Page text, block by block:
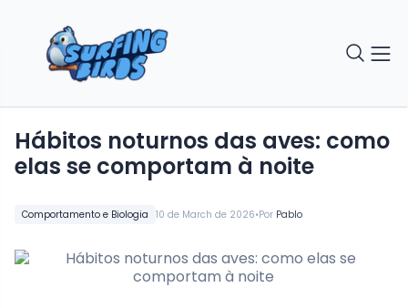
Comportamento e Biologia 10 de March de 2026•Por Pablo
Hábitos noturnos das aves: como
elas se comportam à noite